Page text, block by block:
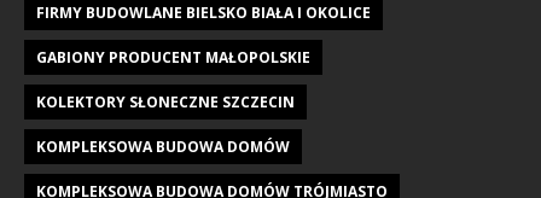
FIRMY BUDOWLANE BIELSKO BIAŁA I OKOLICE
GABIONY PRODUCENT MAŁOPOLSKIE
KOLEKTORY SŁONECZNE SZCZECIN
KOMPLEKSOWA BUDOWA DOMÓW
KOMPLEKSOWA BUDOWA DOMÓW TRÓJMIASTO